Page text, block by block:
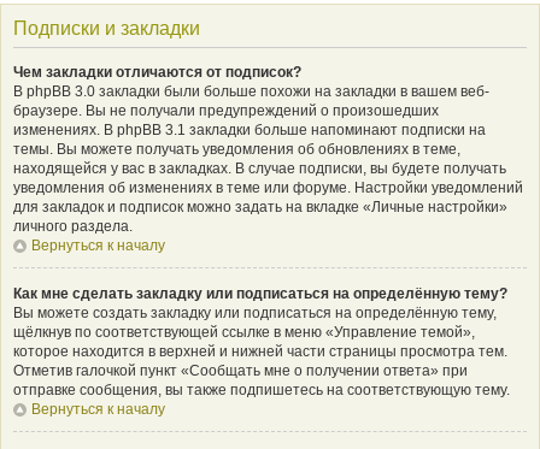
Подписки и закладки
Чем закладки отличаются от подписок?
В phpBB 3.0 закладки были больше похожи на закладки в вашем веб-
браузере. Вы не получали предупреждений о произошедших
изменениях. В phpBB 3.1 закладки больше напоминают подписки на
темы. Вы можете получать уведомления об обновлениях в теме,
находящейся у вас в закладках. В случае подписки, вы будете получать
уведомления об изменениях в теме или форуме. Настройки уведомлений
для закладок и подписок можно задать на вкладке «Личные настройки»
личного раздела.
Вернуться к началу
Как мне сделать закладку или подписаться на определённую тему?
Вы можете создать закладку или подписаться на определённую тему,
щёлкнув по соответствующей ссылке в меню «Управление темой»,
которое находится в верхней и нижней части страницы просмотра тем.
Отметив галочкой пункт «Сообщать мне о получении ответа» при
отправке сообщения, вы также подпишетесь на соответствующую тему.
Вернуться к началу